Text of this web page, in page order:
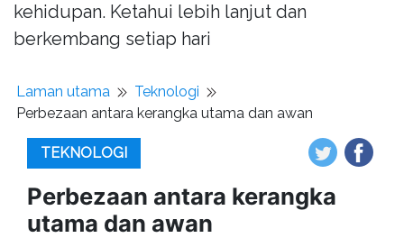
kehidupan. Ketahui lebih lanjut dan
berkembang setiap hari
Laman utama
Teknologi
Perbezaan antara kerangka utama dan awan
TEKNOLOGI
Perbezaan antara kerangka
utama dan awan